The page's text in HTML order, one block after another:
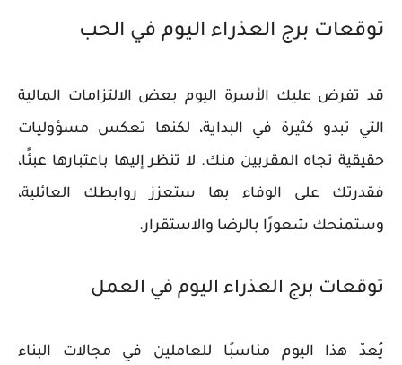
توقعات برج العذراء اليوم في الحب
قد تفرض عليك الأسرة اليوم بعض الالتزامات المالية
التي تبدو كثيرة في البداية، لكنها تعكس مسؤوليات
حقيقية تجاه المقربين منك. لا تنظر إليها باعتبارها عبئًا،
فقدرتك على الوفاء بها ستعزز روابطك العائلية،
وستمنحك شعورًا بالرضا والاستقرار.
توقعات برج العذراء اليوم في العمل
يُعدّ هذا اليوم مناسبًا للعاملين في مجالات البناء